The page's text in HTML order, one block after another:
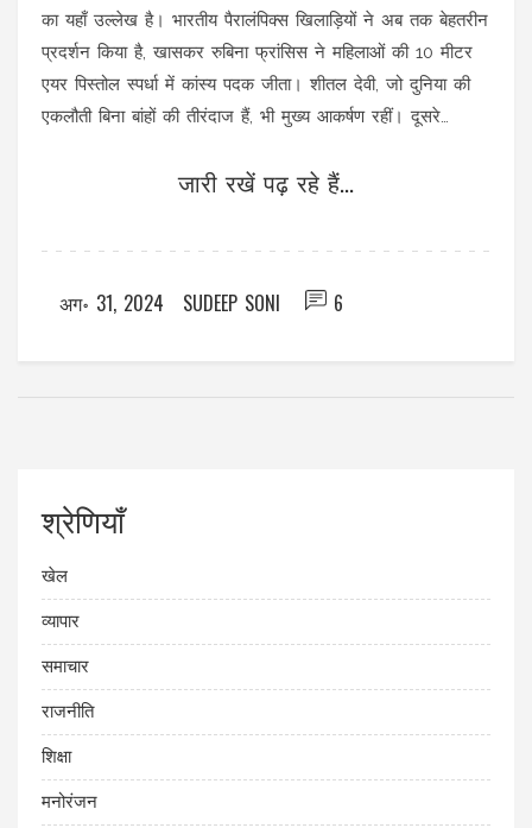
का यहाँ उल्लेख है। भारतीय पैरालंपिक्स खिलाड़ियों ने अब तक बेहतरीन
प्रदर्शन किया है, खासकर रुबिना फ्रांसिस ने महिलाओं की 10 मीटर
एयर पिस्तोल स्पर्धा में कांस्य पदक जीता। शीतल देवी, जो दुनिया की
एकलौती बिना बांहों की तीरंदाज हैं, भी मुख्य आकर्षण रहीं। दूसरे
जारी रखें पढ़ रहे हैं...
अग॰ 31, 2024 SUDEEP SONI 6
श्रेणियाँ
खेल
व्यापार
समाचार
राजनीति
शिक्षा
मनोरंजन